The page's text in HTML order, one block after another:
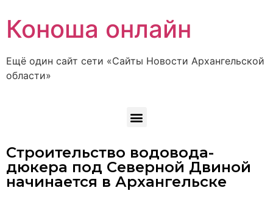
Коноша онлайн
Ещё один сайт сети «Сайты Новости Архангельской
области»
Строительство водовода-
дюкера под Северной Двиной
начинается в Архангельске